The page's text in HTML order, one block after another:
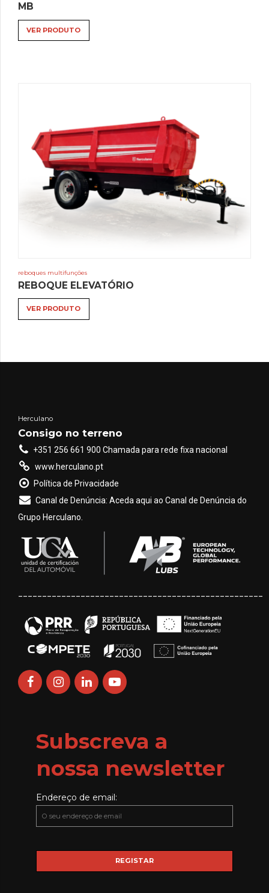
MB
VER PRODUTO
reboques multifunções
REBOQUE ELEVATÓRIO
VER PRODUTO
Herculano
Consigo no terreno
+351 256 661 900 Chamada para rede fixa nacional
www.herculano.pt
Política de Privacidade
Canal de Denúncia: Aceda aqui ao Canal de Denúncia do
Grupo Herculano.
Subscreva a
nossa newsletter
Endereço de email: